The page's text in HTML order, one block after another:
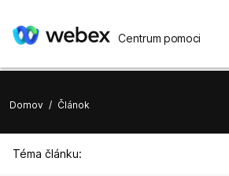
Centrum pomoci
Domov / Článok
Téma článku: